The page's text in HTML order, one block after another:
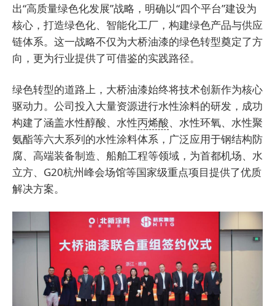
出“高质量绿色化发展”战略，明确以“四个平台”建设为
核心，打造绿色化、智能化工厂，构建绿色产品与供应
链体系。这一战略不仅为大桥油漆的绿色转型奠定了方
向，更为行业提供了可借鉴的实践路径。
绿色转型的道路上，大桥油漆始终将技术创新作为核心
驱动力。公司投入大量资源进行水性涂料的研发，成功
构建了涵盖水性醇酸、水性丙烯酸、水性环氧、水性聚
氨酯等六大系列的水性涂料体系，广泛应用于钢结构防
腐、高端装备制造、船舶工程等领域，为首都机场、水
立方、G20杭州峰会场馆等国家级重点项目提供了优质
解决方案。